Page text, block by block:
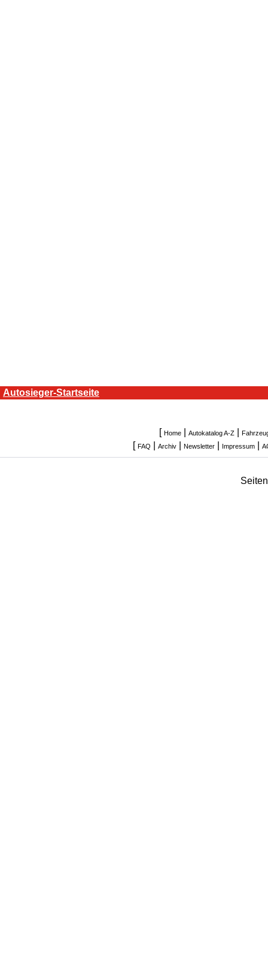
Autosieger-Startseite
[ Home| Autokatalog A-Z|
[ FAQ Archiv Newsletter Impressum